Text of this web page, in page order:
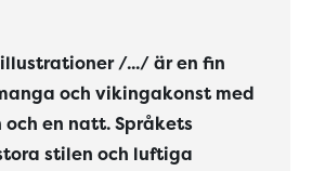
/.../ är en fin
och vikingakonst med
och en natt. Språkets
stilen och luftiga